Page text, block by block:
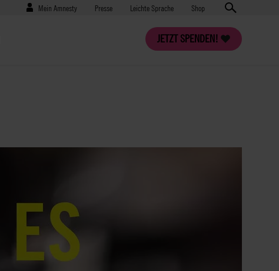
Benutzermenü
Mein Amnesty Presse
Presse Leichte Sprache Shop
JETZT SPENDEN!